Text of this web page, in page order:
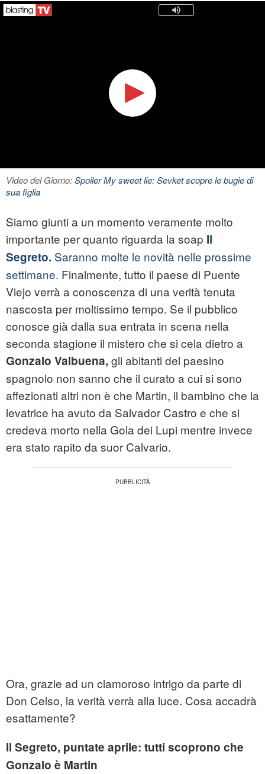
Video del Giorno:Spoiler My sweet lie: Sevket scopre le bugie di
sua figlia
Siamo giunti a un momento veramente molto
importante per quanto riguarda la soap Il
Segreto. Saranno molte le novità nelle prossime
settimane. Finalmente, tutto il paese di Puente
Viejo verrà a conoscenza di una verità tenuta
nascosta per moltissimo tempo. Se il pubblico
conosce già dalla sua entrata in scena nella
seconda stagione il mistero che si cela dietro a
Gonzalo Valbuena, gli abitanti del paesino
spagnolo non sanno che il curato a cui si sono
affezionati altri non è che Martin, il bambino che la
levatrice ha avuto da Salvador Castro e che si
credeva morto nella Gola dei Lupi mentre invece
era stato rapito da suor Calvario.
Ora, grazie ad un clamoroso intrigo da parte di
Don Celso, la verità verrà alla luce. Cosa accadrà
esattamente?
Il Segreto, puntate aprile: tutti scoprono che
Gonzalo è Martin